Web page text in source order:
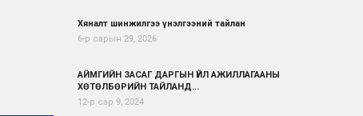
Хяналт шинжилгээ үнэлгээний тайлан
6-р сарын 29, 2026
АЙМГИЙН ЗАСАГ ДАРГЫН ҮЙЛ АЖИЛЛАГААНЫ
ХӨТӨЛБӨРИЙН ТАЙЛАНД...
12-р сар 9, 2024